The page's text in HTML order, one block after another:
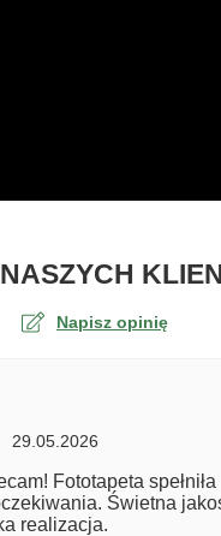
Napisz opinię
29.05.2026
Fototapeta spełniła
Świetna
realizacja.